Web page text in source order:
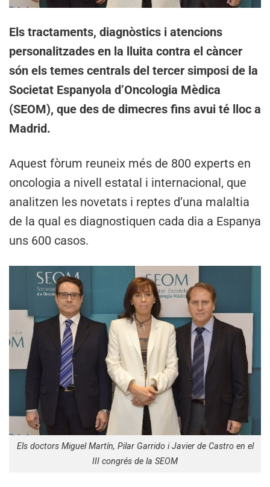
Els tractaments, diagnòstics i atencions
personalitzades en la lluita contra el càncer
són els temes centrals del tercer simposi de la
Societat Espanyola d’Oncologia Mèdica
(SEOM), que des de dimecres fins avui té lloc a
Madrid.
Aquest fòrum reuneix més de 800 experts en
oncologia a nivell estatal i internacional, que
analitzen les novetats i reptes d’una malaltia
de la qual es diagnostiquen cada dia a Espanya
uns 600 casos.
Els doctors Miguel Martín, Pilar Garrido i Javier de Castro en el
III congrés de la SEOM